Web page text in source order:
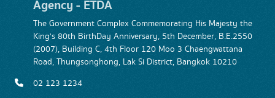
Agency - ETDA
The Government Complex Commemorating His Majesty the
King's 80th BirthDay Anniversary, 5th December, B.E.2550
(2007), Building C, 4th Floor 120 Moo 3 Chaengwattana
Road, Thungsonghong, Lak Si District, Bangkok 10210
02 123 1234